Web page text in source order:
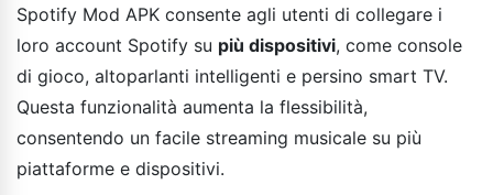
Spotify Mod APK consente agli utenti di collegare i
loro account Spotify su più dispositivi, come console
di gioco, altoparlanti intelligenti e persino smart TV.
Questa funzionalità aumenta la flessibilità,
consentendo un facile streaming musicale su più
piattaforme e dispositivi.